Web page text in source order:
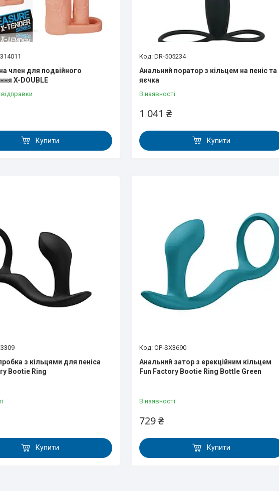
член для подвійного
X-DOUBLE
Купити
DR-505234
Анальний поратор з кільцем на пеніс та
яєчка
В наявності
1 041 ₴
Купити
з кільцями для пеніса
Bootie Ring
Купити
OP-SX3690
Анальний затор з ерекційним кільцем
Fun Factory Bootie Ring Bottle Green
В наявності
729 ₴
Купити